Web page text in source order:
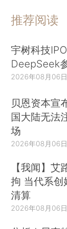
推荐阅读
宇树科技
DeepSeek
2026年08月06日
贝恩资本宣
国大陆无法
场
2026年08月06日
【我闻】
拘 当代系创
清算
2026年08月06日